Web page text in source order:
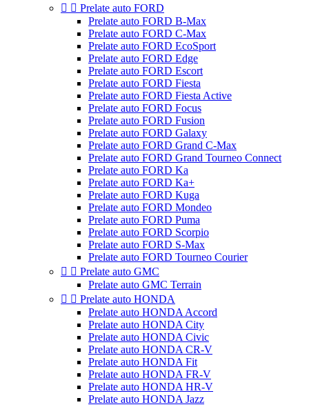
  Prelate auto FORD
Prelate auto FORD B-Max
Prelate auto FORD C-Max
Prelate auto FORD EcoSport
Prelate auto FORD Edge
Prelate auto FORD Escort
Prelate auto FORD Fiesta
Prelate auto FORD Fiesta Active
Prelate auto FORD Focus
Prelate auto FORD Fusion
Prelate auto FORD Galaxy
Prelate auto FORD Grand C-Max
Prelate auto FORD Grand Tourneo Connect
Prelate auto FORD Ka
Prelate auto FORD Ka+
Prelate auto FORD Kuga
Prelate auto FORD Mondeo
Prelate auto FORD Puma
Prelate auto FORD Scorpio
Prelate auto FORD S-Max
Prelate auto FORD Tourneo Courier
  Prelate auto GMC
Prelate auto GMC Terrain
  Prelate auto HONDA
Prelate auto HONDA Accord
Prelate auto HONDA City
Prelate auto HONDA Civic
Prelate auto HONDA CR-V
Prelate auto HONDA Fit
Prelate auto HONDA FR-V
Prelate auto HONDA HR-V
Prelate auto HONDA Jazz